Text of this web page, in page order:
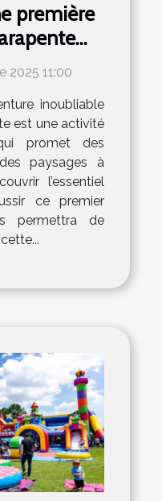
première
2025 11:00
inoubliable
est une activité
promet des
paysages à
l’essentiel
ce premier
permettra de